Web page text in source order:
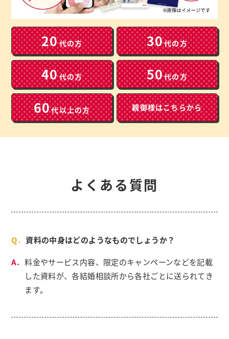
20代の方 30代の方
40代の方 50代の方
60代以上の方 親御様はこちらから
よくある質問
資料の中身はどのようなものでしょうか？
料金やサービス内容、限定のキャンペーンなどを記載
した資料が、各結婚相談所から各社ごとに送られてき
ます。